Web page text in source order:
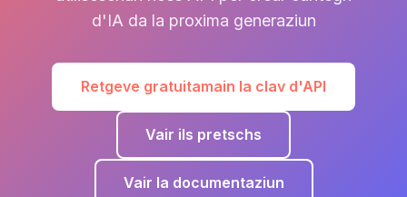
d'IA da la proxima generaziun
Retgeve gratuitamain la clav d'API
Vair ils pretschs
Vair la documentaziun